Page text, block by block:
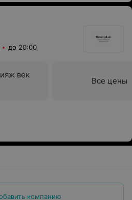
до 20:00
век
Все цены
компанию